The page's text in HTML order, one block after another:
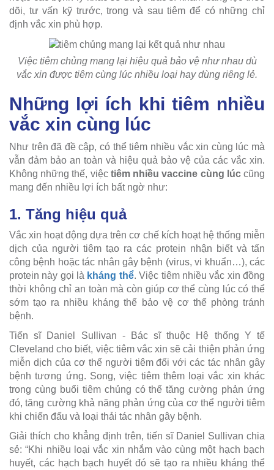
dõi, tư vấn kỹ trước, trong và sau tiêm để có những chỉ
định vắc xin phù hợp.
Việc tiêm chủng mang lại hiệu quả bảo vệ như nhau dù
vắc xin được tiêm cùng lúc nhiều loại hay dùng riêng lẻ.
Những lợi ích khi tiêm nhiều
vắc xin cùng lúc
Như trên đã đề cập, có thể tiêm nhiều vắc xin cùng lúc mà
vẫn đảm bảo an toàn và hiệu quả bảo vệ của các vắc xin.
Không những thế, việc tiêm nhiều vaccine cùng lúccũng
mang đến nhiều lợi ích bất ngờ như:
1. Tăng hiệu quả
Vắc xin hoạt động dựa trên cơ chế kích hoạt hệ thống miễn
dịch của người tiêm tạo ra các protein nhận biết và tấn
công bệnh hoặc tác nhân gây bệnh (virus, vi khuẩn…), các
protein này gọi là kháng thể. Việc tiêm nhiều vắc xin đồng
thời không chỉ an toàn mà còn giúp cơ thể cùng lúc có thể
sớm tạo ra nhiều kháng thể bảo vệ cơ thể phòng tránh
bệnh.
Tiến sĩ Daniel Sullivan - Bác sĩ thuộc Hệ thống Y tế
Cleveland cho biết, việc tiêm vắc xin sẽ cải thiện phản ứng
miễn dịch của cơ thể người tiêm đối với các tác nhân gây
bệnh tương ứng. Song, việc tiêm thêm loại vắc xin khác
trong cùng buổi tiêm chủng có thể tăng cường phản ứng
đó, tăng cường khả năng phản ứng của cơ thể người tiêm
khi chiến đấu và loại thải tác nhân gây bệnh.
Giải thích cho khẳng định trên, tiến sĩ Daniel Sullivan chia
sẻ: “Khi nhiều loại vắc xin nhắm vào cùng một hạch bạch
huyết, các hạch bạch huyết đó sẽ tạo ra nhiều kháng thể